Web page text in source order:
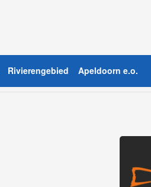
Rivierengebied Apeldoorn e.o.